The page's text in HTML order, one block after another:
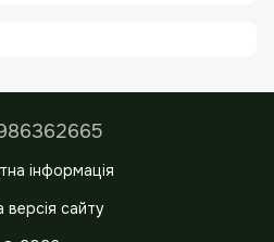
інформація
версія сайту